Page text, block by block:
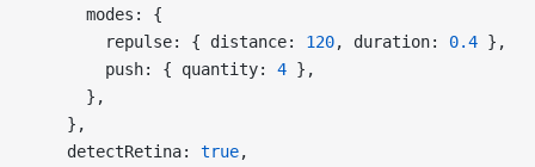
      modes: {
        repulse: { distance:
120, duration: 0.4 },
        push: { quantity:
4 },
      },
    },
    detectRetina:
true,